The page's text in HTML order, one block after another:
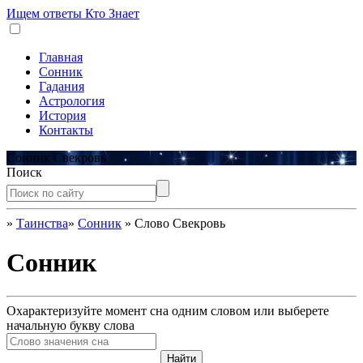
Ищем ответы Кто Знает
Главная
Сонник
Гадания
Астрология
История
Контакты
Сонник Свекровь
Поиск
» Таинства» Сонник » Слово Свекровь
Сонник
Охарактеризуйте момент сна одним словом или выберете
начальную букву слова